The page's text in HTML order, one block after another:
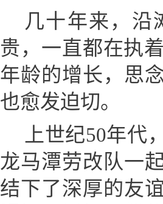
几十年来，沿
贵，一直都在执
年龄的增长，思
也愈发迫切。
上世纪50年代
龙马潭劳改队一
结下了深厚的友